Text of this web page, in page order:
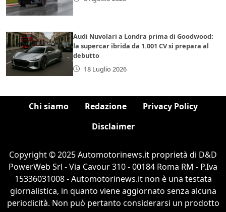
Audi Nuvolari a Londra prima di Goodwood:
la supercar ibrida da 1.001 CV si prepara al
debutto
18 Luglio 2026
Chi siamo Redazione
Privacy Policy
Disclaimer
Copyright © 2025 Automotorinews.it proprietà di D&D
PowerWeb Srl - Via Cavour 310 - 00184 Roma RM - P.Iva
15336031008 - Automotorinews.it non è una testata
giornalistica, in quanto viene aggiornato senza alcuna
periodicità. Non può pertanto considerarsi un prodotto